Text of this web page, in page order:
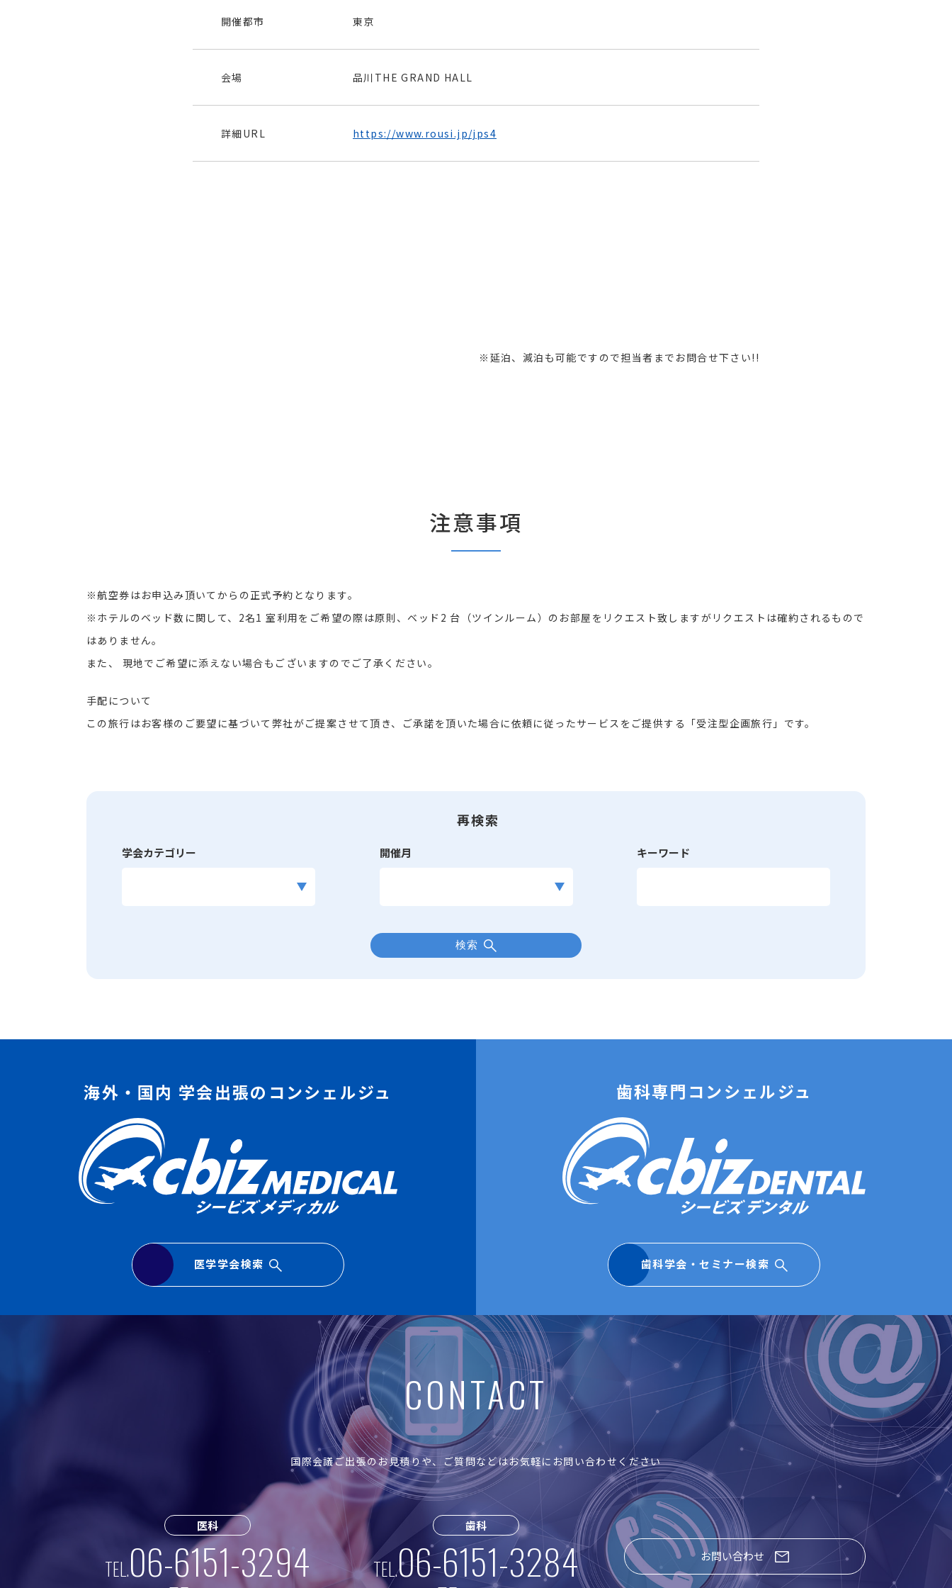
開催都市 東京
会場 品川THE GRAND HALL
詳細URL https://www.rousi.jp/jps4
※延泊、減泊も可能ですので担当者までお問合せ下さい!!
注意事項
※航空券はお申込み頂いてからの正式予約となります。
※ホテルのベッド数に関して、2名1 室利用をご希望の際は原則、ベッド2 台（ツインルーム）のお部屋をリクエスト致しますがリクエストは確約されるもので
はありません。
また、 現地でご希望に添えない場合もございますのでご了承ください。
手配について
この旅行はお客様のご要望に基づいて弊社がご提案させて頂き、ご承諾を頂いた場合に依頼に従ったサービスをご提供する「受注型企画旅行」です。
再検索
学会カテゴリー 開催月 キーワード
検索
海外・国内 学会出張のコンシェルジュ
医学学会検索
歯科専門コンシェルジュ
歯科学会・セミナー検索
CONTACT
国際会議ご出張のお見積りや、ご質問などはお気軽にお問い合わせください
医科
TEL.06-6151-3294
歯科
TEL.06-6151-3284 お問い合わせ